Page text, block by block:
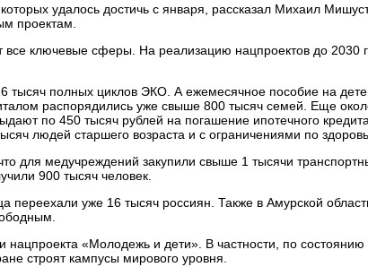
удалось достичь с января, рассказал Михаил
проектам.
ключевые сферы. На реализацию нацпроектов до 2030
тысяч полных циклов ЭКО. А ежемесячное пособие на
распорядились уже свыше 800 тысяч семей. Еще
по 450 тысяч рублей на погашение ипотечного
людей старшего возраста и с ограничениями по
для медучреждений закупили свыше 1 тысячи
900 тысяч человек.
уже 16 тысяч россиян. Также в Амурской
«Молодежь и дети». В частности, по
строят кампусы мирового уровня.